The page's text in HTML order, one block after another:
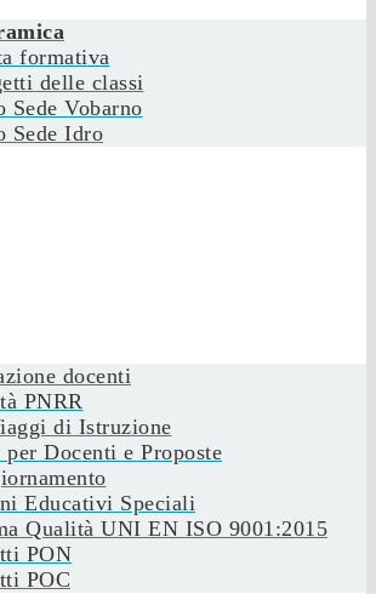
formativa
delle classi
Sede Vobarno
Sede Idro
docenti
PNRR
di Istruzione
per Docenti e Proposte
Educativi Speciali
Qualità UNI EN ISO 9001:2015
PON
POC